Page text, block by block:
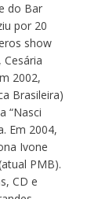
do Bar
por 20
show
2002,
Brasileira)
“Nasci
Em 2004,
Ivone
PMB).
CD e